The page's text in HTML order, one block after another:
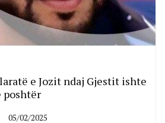
e Jozit ndaj Gjestit ishte
poshtër
05/02/2025